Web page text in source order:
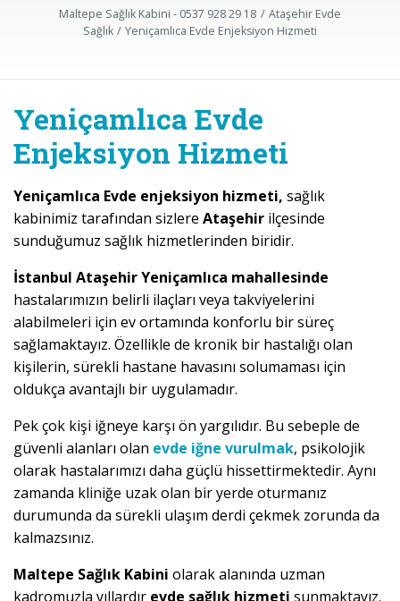
Maltepe Sağlık Kabini - 0537 928 29 18
Ataşehir Evde
Sağlık
Yeniçamlıca Evde Enjeksiyon Hizmeti
Yeniçamlıca Evde
Enjeksiyon Hizmeti
Yeniçamlıca Evde enjeksiyon hizmeti, sağlık
kabinimiz tarafından sizlere Ataşehir ilçesinde
sunduğumuz sağlık hizmetlerinden biridir.
İstanbul Ataşehir Yeniçamlıca mahallesinde
hastalarımızın belirli ilaçları veya takviyelerini
alabilmeleri için ev ortamında konforlu bir süreç
sağlamaktayız. Özellikle de kronik bir hastalığı olan
kişilerin, sürekli hastane havasını solumaması için
oldukça avantajlı bir uygulamadır.
Pek çok kişi iğneye karşı ön yargılıdır. Bu sebeple de
güvenli alanları olan evde iğne vurulmak, psikolojik
olarak hastalarımızı daha güçlü hissettirmektedir. Aynı
zamanda kliniğe uzak olan bir yerde oturmanız
durumunda da sürekli ulaşım derdi çekmek zorunda da
kalmazsınız.
Maltepe Sağlık Kabini olarak alanında uzman
kadromuzla yıllardır evde sağlık hizmeti sunmaktayız.